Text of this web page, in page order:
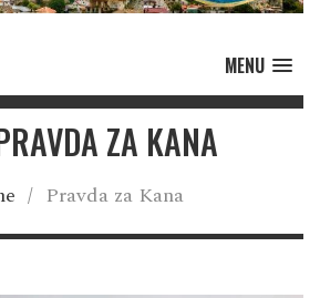
MENU
ZA KANA
/ Pravda za Kana